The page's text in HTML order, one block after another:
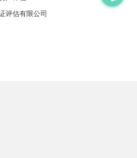
评估有限公司